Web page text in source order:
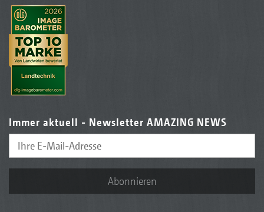
Immer aktuell - Newsletter AMAZING NEWS
Abonnieren